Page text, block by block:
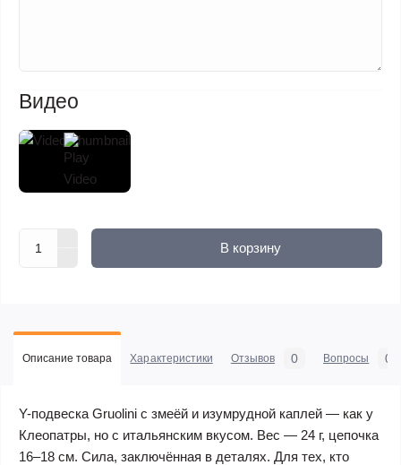
Видео
В корзину
Описание товара Характеристики Отзывов 0 Вопросы 0
Y-подвеска Gruolini с змеёй и изумрудной каплей — как у
Клеопатры, но с итальянским вкусом. Вес — 24 г, цепочка
16–18 см. Сила, заключённая в деталях. Для тех, кто